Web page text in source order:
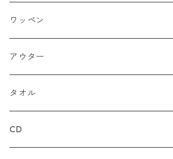
ハット
パーカー
ジップアップ
プルオーバー
ロンＴ
総柄
タンクトップ
セーター
ストレート
ルーズ
ネイビー
グレー
ゴールド（金）
カーキグリーン
ワッペン
ロゴ
キャラクター
アシュラ
家紋
アウター
ジャケット
タオル
CD